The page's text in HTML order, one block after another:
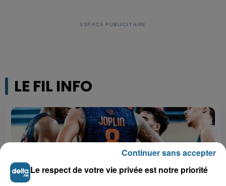
LE FIL INFO
Le respect de votre vie privée est notre priorité
Continuer sans accepter